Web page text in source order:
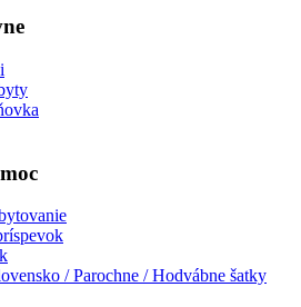
/ Parochne / Hodvábne šatky